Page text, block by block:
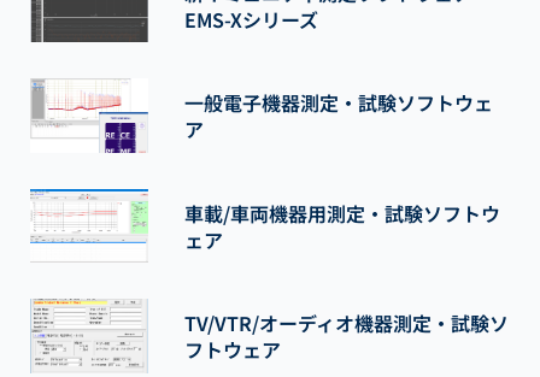
EMS-Xシリーズ
一般電子機器測定・試験ソフトウェ
ア
車載/車両機器用測定・試験ソフトウ
ェア
TV/VTR/オーディオ機器測定・試験ソ
フトウェア